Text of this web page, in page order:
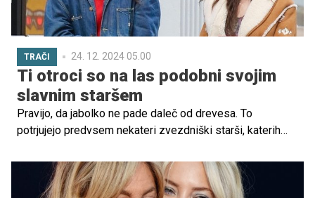
TRAČI 24. 12. 2024 05.00
Ti otroci so na las podobni svojim
slavnim staršem
Pravijo, da jabolko ne pade daleč od drevesa. To
potrjujejo predvsem nekateri zvezdniški starši, katerih
nadaljevanju znali razločiti med starši in otroki?